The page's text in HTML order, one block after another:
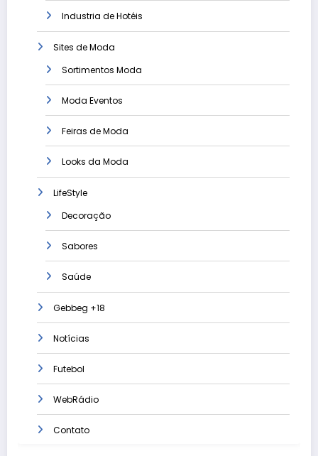
Industria de Hotéis
Sites de Moda
Sortimentos Moda
Moda Eventos
Feiras de Moda
Looks da Moda
LifeStyle
Decoração
Sabores
Saúde
Gebbeg +18
Notícias
Futebol
WebRádio
Contato